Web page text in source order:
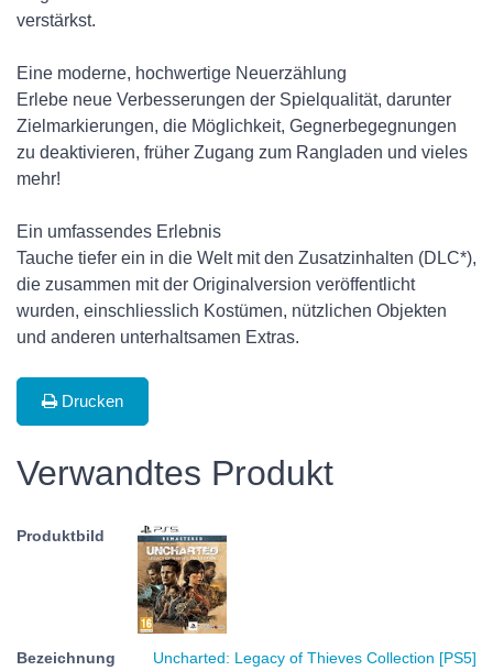
verstärkst.
Eine moderne, hochwertige Neuerzählung
Erlebe neue Verbesserungen der Spielqualität, darunter
Zielmarkierungen, die Möglichkeit, Gegnerbegegnungen
zu deaktivieren, früher Zugang zum Rangladen und vieles
mehr!
Ein umfassendes Erlebnis
Tauche tiefer ein in die Welt mit den Zusatzinhalten (DLC*),
die zusammen mit der Originalversion veröffentlicht
wurden, einschliesslich Kostümen, nützlichen Objekten
und anderen unterhaltsamen Extras.
Drucken
Verwandtes Produkt
Uncharted: Legacy of Thieves Collection [PS5]